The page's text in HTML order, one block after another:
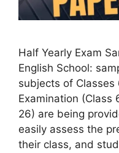
Half Yearly Exam
English School:
subjects of Classes
Examination (Class
26) are being
easily assess the
their class, and